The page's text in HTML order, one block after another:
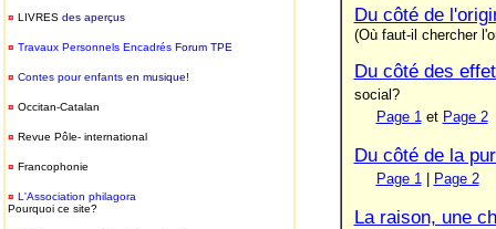
¤ LIVRES des aperçus
¤ Travaux Personnels Encadrés Forum TPE
¤ Contes pour enfants en musique!
¤ Occitan-Catalan
¤ Revue Pôle- international
¤ Francophonie
¤ L'Association philagora
Pourquoi ce site?
Du côté de
(Où faut-il chercher
Du côté des
social?
Page 1et Page 2
Du côté de la
Page 1| Page 2
La raison, une